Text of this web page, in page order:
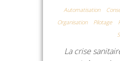
Automatisation
Organisation
Pilotage
La crise